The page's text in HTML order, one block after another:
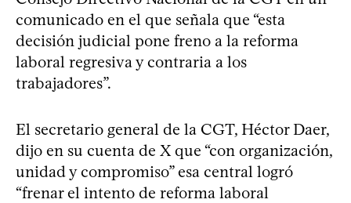
comunicado en el que señala que “esta
decisión judicial pone freno a la reforma
laboral regresiva y contraria a los
trabajadores”.
El secretario general de la CGT, Héctor Daer,
dijo en su cuenta de X que “con organización,
unidad y compromiso” esa central logró
“frenar el intento de reforma laboral